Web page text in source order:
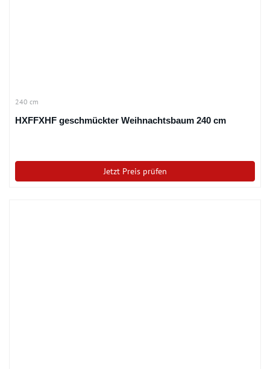
240 cm
HXFFXHF geschmückter Weihnachtsbaum 240 cm
Jetzt Preis prüfen